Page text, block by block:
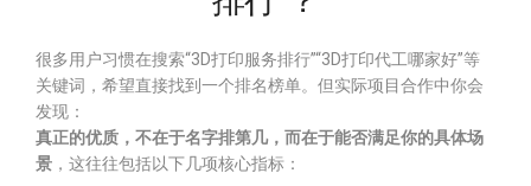
很多用户习惯在搜索“3D打印服务排行”“3D打印代工哪家好”等
关键词，希望直接找到一个排名榜单。但实际项目合作中你会
发现：
真正的优质，不在于名字排第几，而在于能否满足你的具体场
景 ，这往往包括以下几项核心指标：